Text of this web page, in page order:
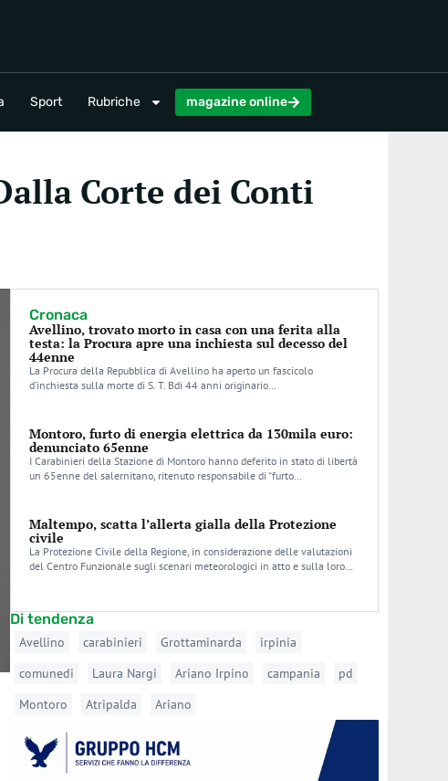
Sport Rubriche magazine online
Corte dei Conti
Cronaca
Avellino, trovato morto in casa con una ferita alla
testa: la Procura apre una inchiesta sul decesso del
44enne
La Procura della Repubblica di Avellino ha aperto un fascicolo
d’inchiesta sulla morte di S. T. Bdi 44 anni originario…
Montoro, furto di energia elettrica da 130mila euro:
denunciato 65enne
I Carabinieri della Stazione di Montoro hanno deferito in stato di libertà
un 65enne del salernitano, ritenuto responsabile di “furto…
Maltempo, scatta l’allerta gialla della Protezione
civile
La Protezione Civile della Regione, in considerazione delle valutazioni
del Centro Funzionale sugli scenari meteorologici in atto e sulla loro…
Di tendenza
Avellino carabinieri Grottaminarda
irpinia
comunedi
Laura Nargi Ariano Irpino campania
pd
Montoro
Atripalda Ariano